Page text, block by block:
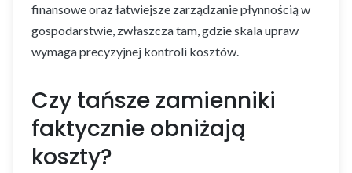
finansowe oraz łatwiejsze zarządzanie płynnością w
gospodarstwie, zwłaszcza tam, gdzie skala upraw
wymaga precyzyjnej kontroli kosztów.
Czy tańsze zamienniki
faktycznie obniżają
koszty?